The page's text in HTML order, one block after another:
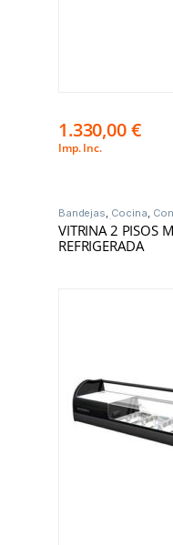
1.330,00€
Imp. Inc.
Bandejas Cocina
Vitrinas Frío
VITRINA 2 PISOS
REFRIGERADA